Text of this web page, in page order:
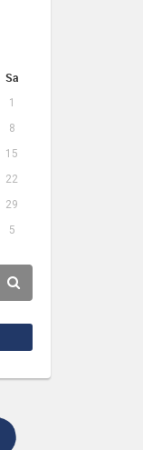
Sa
1
8
15
22
29
5